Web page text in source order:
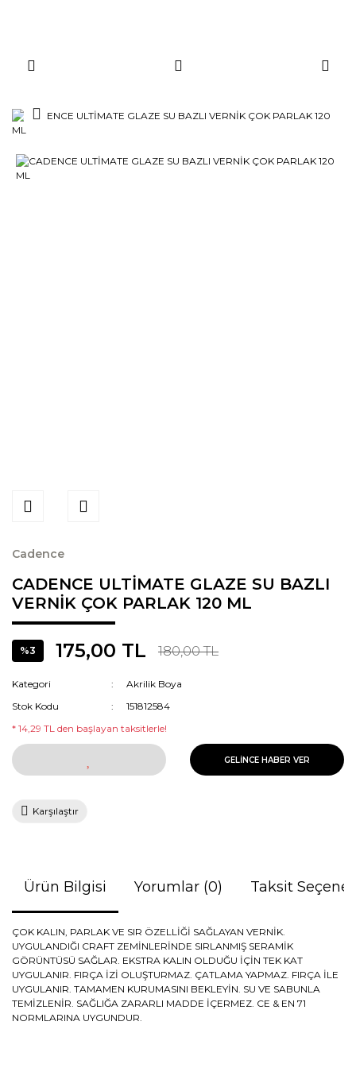
Cadence
CADENCE ULTİMATE GLAZE SU BAZLI
VERNİK ÇOK PARLAK 120 ML
%3 175,00 TL 180,00 TL
Kategori
Akrilik Boya
Stok Kodu
151812584
* 14,29 TL den başlayan taksitlerle!
GELİNCE HABER VER
Karşılaştır
Ürün Bilgisi Yorumlar (0) Taksit
ÇOK KALIN, PARLAK VE SIR ÖZELLİĞİ SAĞLAYAN VERNİK.
UYGULANDIĞI CRAFT ZEMİNLERİNDE SIRLANMIŞ SERAMİK
GÖRÜNTÜSÜ SAĞLAR. EKSTRA KALIN OLDUĞU İÇİN TEK KAT
UYGULANIR. FIRÇA İZİ OLUŞTURMAZ. ÇATLAMA YAPMAZ. FIRÇA İLE
UYGULANIR. TAMAMEN KURUMASINI BEKLEYİN. SU VE SABUNLA
TEMİZLENİR. SAĞLIĞA ZARARLI MADDE İÇERMEZ. CE & EN 71
NORMLARINA UYGUNDUR.